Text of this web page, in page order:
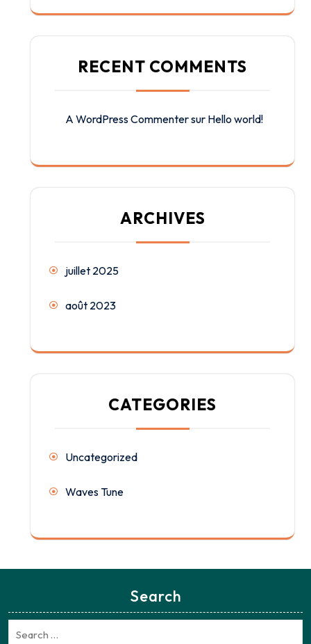
RECENT COMMENTS
A WordPress Commentersur Hello world!
ARCHIVES
juillet 2025
août 2023
CATEGORIES
Uncategorized
Waves Tune
Search